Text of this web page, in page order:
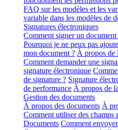
FAQ sur les modèles et les
variable dans les modèles de
Signatures électroniques
Comment signer un
Pourquoi je ne peux pas
mon document ? À propos de
Comment demander une
signature électronique
de signature ? Signature
de performance À propos de
Gestion des documents
À propos des documents À
Comment utiliser des champs
Documents Comment